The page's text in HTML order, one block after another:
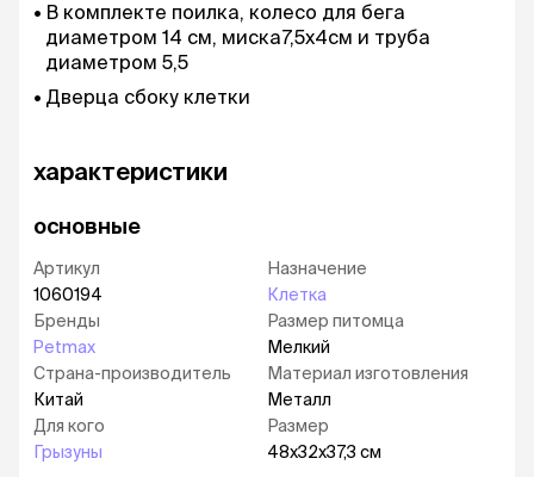
В комплекте поилка, колесо для бега
диаметром 14 см, миска7,5х4см и труба
диаметром 5,5
Дверца сбоку клетки
характеристики
основные
Артикул
1060194
Бренды
Petmax
Страна-производитель
Китай
Для кого
Грызуны
Назначение
Клетка
Размер питомца
Мелкий
Материал изготовления
Металл
Размер
48х32х37,3 см